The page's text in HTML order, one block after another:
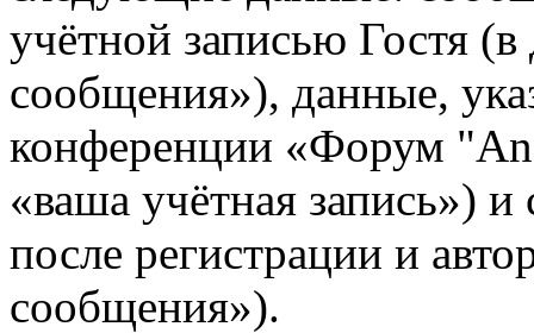
учётной записью Гостя
сообщения»), данные,
конференции «Форум
«ваша учётная запись»)
после регистрации и
сообщения»).